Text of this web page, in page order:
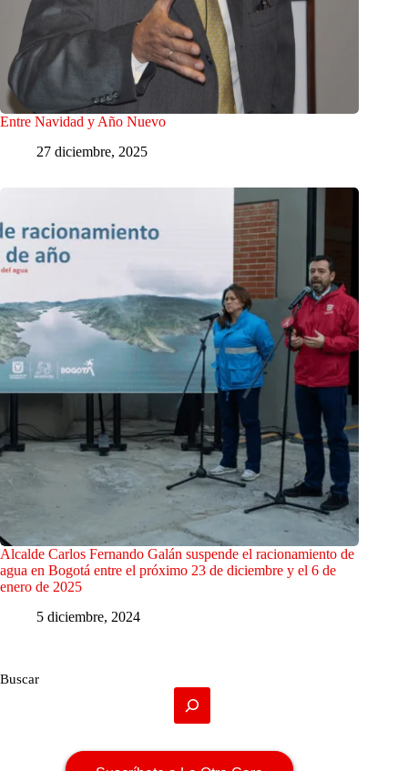
Entre Navidad y Año Nuevo
27 diciembre, 2025
Alcalde Carlos Fernando Galán suspende el racionamiento de
agua en Bogotá entre el próximo 23 de diciembre y el 6 de
enero de 2025
5 diciembre, 2024
Buscar